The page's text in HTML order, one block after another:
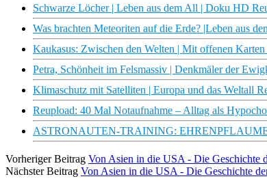
Schwarze Löcher | Leben aus dem All | Doku HD
Was brachten Meteoriten auf die Erde? |Leben aus
Kaukasus: Zwischen den Welten | Mit offenen
Petra, Schönheit im Felsmassiv | Denkmäler der
Klimaschutz mit Satelliten | Europa und das Weltall
Reupload: 40 Mal Notaufnahme – Alltag als
ASTRONAUTEN-TRAINING: EHRENPFLAUME
Vorheriger Beitrag Von Asien in die USA - Die Geschichte
Nächster Beitrag Von Asien in die USA - Die Geschichte